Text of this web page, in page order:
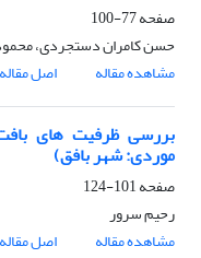
صفحه77-100
حسن کامران دستجردی،
مشاهده مقاله
اصل مقاله
بررسی ظرفیت های
موردی: شهر بافق)
صفحه101-124
رحیم سرور
مشاهده مقاله
اصل مقاله